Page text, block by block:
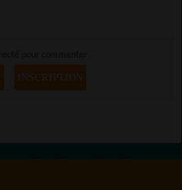
INSCRIPTION